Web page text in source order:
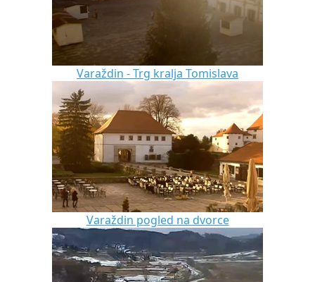
Varaždin - Trg kralja Tomislava
Varaždin pogled na dvorce